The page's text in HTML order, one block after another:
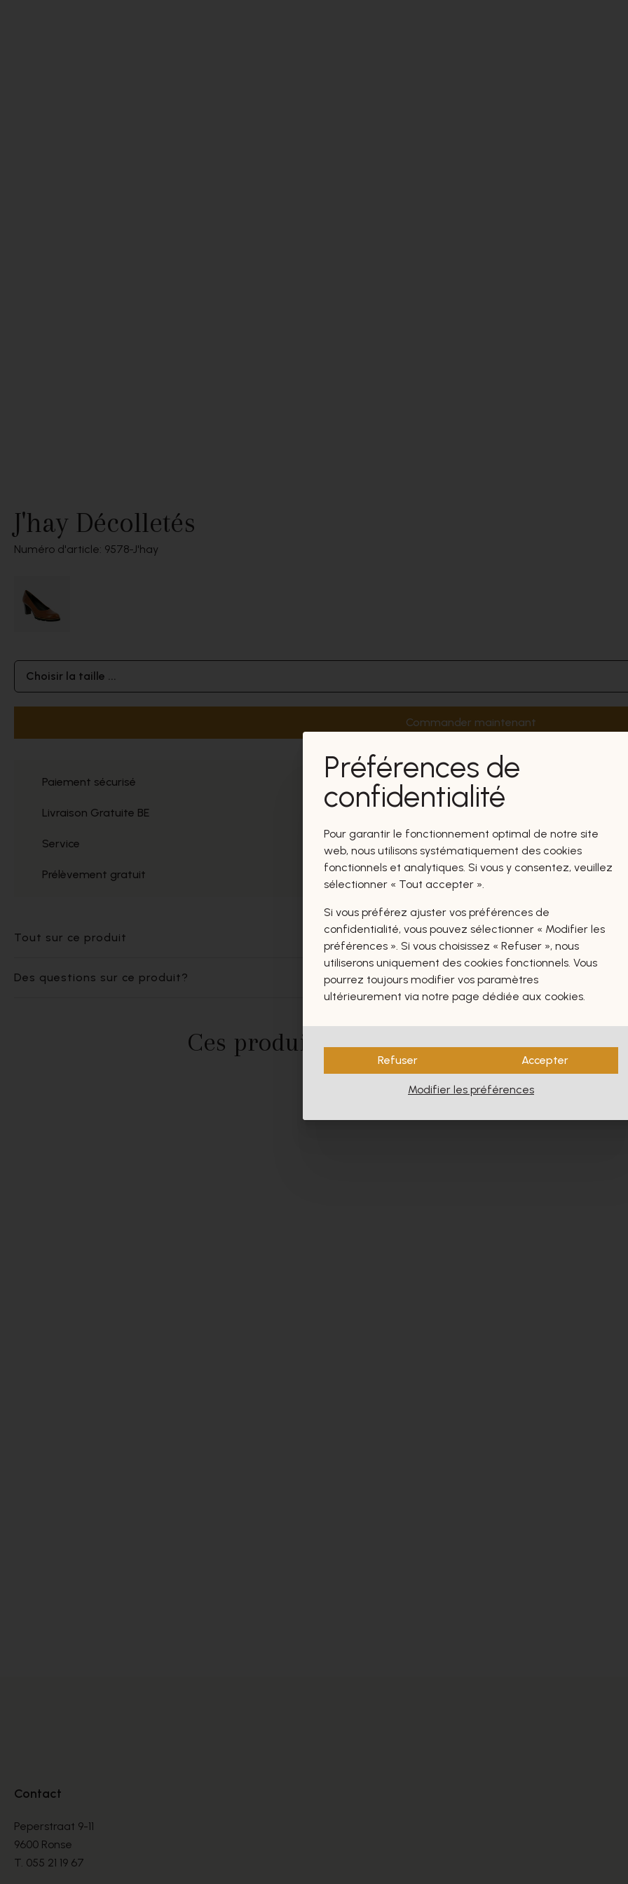
J'hay Décolletés
Numéro d'article: 9578 J'hay
Choisir la taille ...
Commander maintenant
Paiement sécurisé
Livraison Gratuite BE
Service
Prélèvement gratuit
Tout sur ce produit
Des questions sur ce produit?
Ces produits vous intéresseront
Contact
Peperstraat 9-11
9600 Ronse
T. 055 21 19 67
Préférences de
confidentialité
Pour garantir le fonctionnement optimal de notre site
web, nous utilisons systématiquement des cookies
fonctionnels et analytiques. Si vous y consentez, veuillez
sélectionner « Tout accepter ».
Si vous préférez ajuster vos préférences de
confidentialité, vous pouvez sélectionner « Modifier les
préférences ». Si vous choisissez « Refuser », nous
utiliserons uniquement des cookies fonctionnels. Vous
pourrez toujours modifier vos paramètres
ultérieurement via notre page dédiée aux cookies.
Refuser Accepter
Modifier les préférences